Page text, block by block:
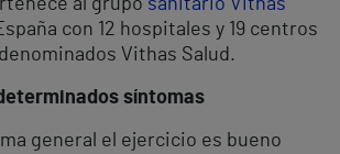
con 12 hospitales y 19 centros
Vithas Salud.
síntomas
general el ejercicio es bueno